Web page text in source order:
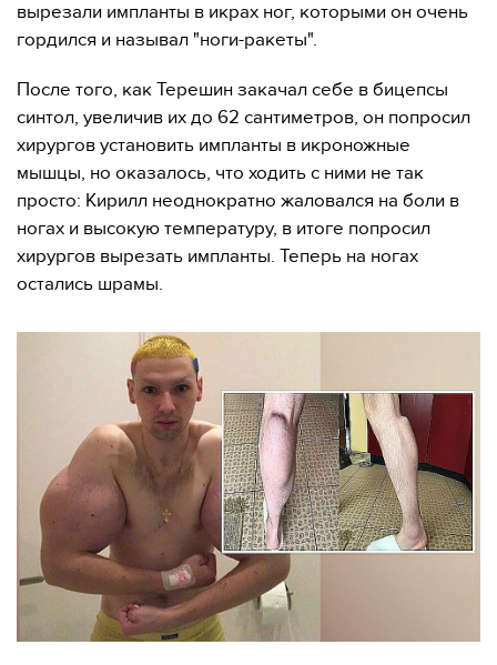
вырезали импланты в икрах ног, которыми он очень
гордился и называл "ноги-ракеты".
После того, как Терешин закачал себе в бицепсы
синтол, увеличив их до 62 сантиметров, он попросил
хирургов установить импланты в икроножные
мышцы, но оказалось, что ходить с ними не так
просто: Кирилл неоднократно жаловался на боли в
ногах и высокую температуру, в итоге попросил
хирургов вырезать импланты. Теперь на ногах
остались шрамы.